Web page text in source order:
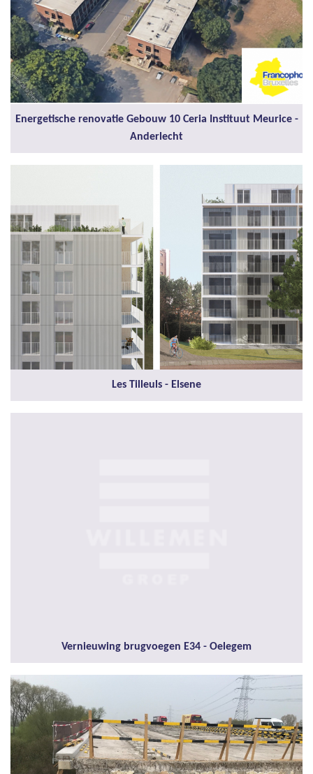
Energetische renovatie Gebouw 10 Ceria Instituut Meurice -
Anderlecht
Les Tilleuls - Elsene
Vernieuwing brugvoegen E34 - Oelegem